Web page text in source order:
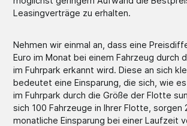
Leasingverträge zu erhalten.
Nehmen wir einmal an, dass eine
Euro im Monat bei einem Fahrzeug durch
im Fuhrpark erkannt wird. Diese an sich
bedeutet eine Einsparung, die sich, wie
im Fuhrpark durch die Größe der Flotte
sich 100 Fahrzeuge in Ihrer Flotte, sorgen
monatliche Einsparung bei einer Laufzeit